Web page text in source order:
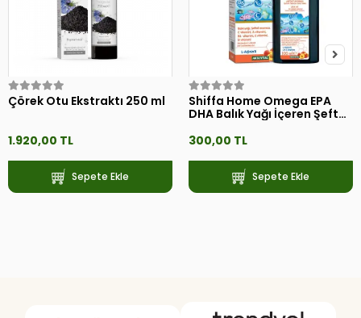
Çörek Otu Ekstraktı 250 ml
1.920,00 TL
Sepete Ekle
Shiffa Home Omega EPA
DHA Balık Yağı İçeren Şeftali
300,00 TL
Sepete Ekle